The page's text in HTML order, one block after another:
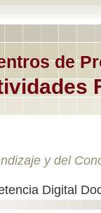
de
y del
Digital